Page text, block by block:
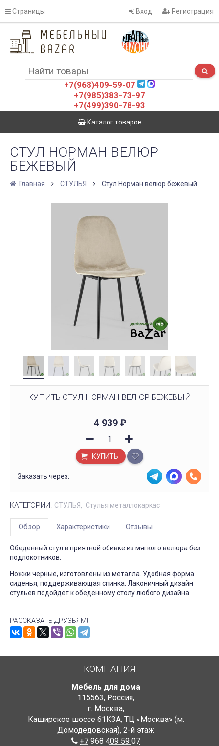
Страницы Вход Регистрация
+7(968)409-59-07
+7(985)383-73-97
+7(499)390-78-93
Каталог товаров
СТУЛ НОРМАН ВЕЛЮР
БЕЖЕВЫЙ
Главная СТУЛЬЯ Стул Норман велюр бежевый
КУПИТЬ СТУЛ НОРМАН ВЕЛЮР БЕЖЕВЫЙ
4 939 ₽
КУПИТЬ
Заказать через:
КАТЕГОРИИ: СТУЛЬЯ Стулья металлокаркас
Обзор Характеристики Отзывы
Обеденный стул в приятной обивке из мягкого велюра без
подлокотников.
Ножки черные, изготовлены из металла. Удобная форма
сиденья, поддерживающая спинка. Лаконичный дизайн
стульев подойдет к обеденному столу любого дизайна.
РАССКАЗАТЬ ДРУЗЬЯМ!
КОМПАНИЯ
Мебель для дома
115563, Россия,
г. Москва,
Каширское шоссе 61К3А, ТЦ «Москва» (м.
Домодедовская), 2-й этаж
+7 968 409 59 07